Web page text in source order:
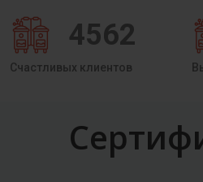
4562
Счастливых клиентов